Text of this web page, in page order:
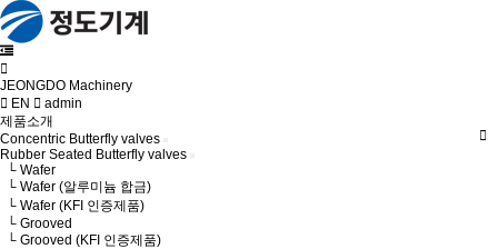
JEONGDO Machinery
EN
admin
제품소개
Concentric Butterfly valves
Rubber Seated Butterfly valves
└ Wafer
└ Wafer (알루미늄 합금)
└ Wafer (KFI 인증제품)
└ Grooved
└ Grooved (KFI 인증제품)